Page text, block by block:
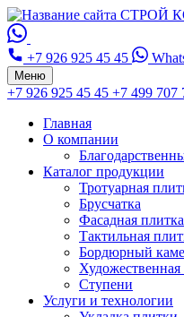
СТРОЙ
+7 926 925 45 45
Меню
+7 926 925 45 45 +7 499 707
Главная
О компании
Каталог продукции
Тротуарная
Брусчатка
Фасадная плитка
Тактильная
Бордюрный
Художественная
Ступени
Услуги и технологии